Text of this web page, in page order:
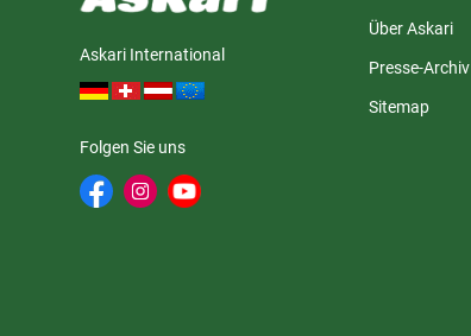
Askari International
Folgen Sie uns
Über Askari
Presse-Archiv
Sitemap